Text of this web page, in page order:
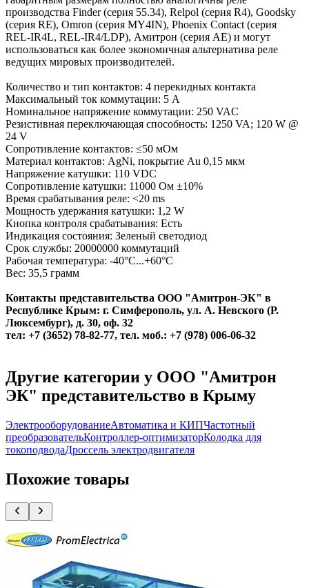
производства Finder (серия 55.34), Relpol (серия R4), Goodsky
(серия RE), Omron (серия MY4IN), Phoenix Contact (серия
REL-IR4L, REL-IR4/LDP), Амитрон (серия AE) и могут
использоваться как более экономичная альтернатива реле
ведущих мировых производителей.
Количество и тип контактов: 4 перекидных контакта
Максимальный ток коммутации: 5 А
Номинальное напряжение коммутации: 250 VAC
Резистивная переключающая способность: 1250 VA; 120 W @
24 V
Сопротивление контактов: ≤50 мОм
Материал контактов: AgNi, покрытие Au 0,15 мкм
Напряжение катушки: 110 VDC
Сопротивление катушки: 11000 Ом ±10%
Время срабатывания реле: <20 ms
Мощность удержания катушки: 1,2 W
Кнопка контроля срабатывания: Есть
Индикация состояния: Зеленый светодиод
Срок службы: 20000000 коммутаций
Рабочая температура: -40°С...+60°С
Вес: 35,5 грамм
Контакты представительства ООО "Амитрон-ЭК" в
Республике Крым: г. Симферополь, ул. А. Невского (Р.
Люксембург), д. 30, оф. 32
тел: +7 (3652) 78-82-77, тел. моб.: +7 (978) 006-06-32
Другие категории у ООО "Амитрон
ЭК" представительство в Крыму
ЭлектрооборудованиеАвтоматика и КИПЧастотный
преобразовательКонтроллер-оптимизаторКолодка для
токоподводаДроссель электродвигателя
Похожие товары